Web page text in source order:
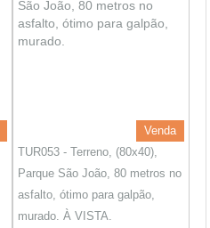
Venda
TUR053 - Terreno, (80x40),
Parque São João, 80 metros no
asfalto, ótimo para galpão,
murado. À VISTA.